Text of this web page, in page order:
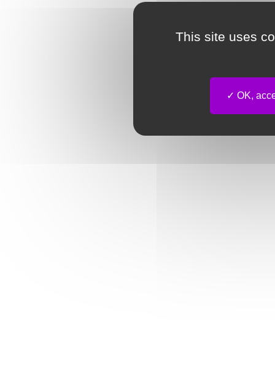
This site uses
OK,